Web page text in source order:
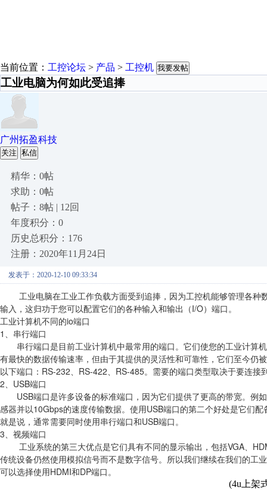
当前位置： 工控论坛 > 产品 > 工控机 我要发帖
工业电脑为何如此受追捧
广州拓盈科技
关注 私信
精华：0帖
求助：0帖
帖子：8帖 | 12回
年度积分：0
历史总积分：176
注册：2020年11月24日
发表于：2020-12-10 09:33:34
工业电脑在工业工作负载方面受到追捧，因为工控机能够管理各种
输入，这归功于您可以配置它们的各种输入和输出（I/O）端口。
工业计算机不同的io端口
1、串行端口
串行端口是目前工业计算机中最常用的端口。它们使您的工业计算
有最快的数据传输速率，但由于其提供的灵活性和可靠性，它们至今仍
以下端口：RS-232、RS-422、RS-485。需要的端口类型取决于要连接
2、USB端口
USB端口是许多设备的标准端口，因为它们提供了更高的带宽。例
感器并以10Gbps的速度传输数据。使用USB端口的第二个好处是它们
就是说，通常需要同时使用串行端口和USB端口。
3、视频端口
工业系统的第三大优点是它们具有不同的显示输出，包括VGA、
传统设备仍然使用模拟信号而不是数字信号。所以我们继续在我们的工
可以选择使用HDMI和DP端口。
(4u上架式